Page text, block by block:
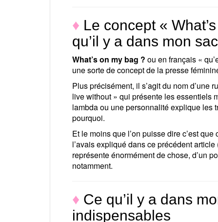
♦ Le concept «
qu’il y a dans mon
What’s on my bag ? ou en français «
une sorte de concept de la presse
Plus précisément, il s’agit du nom d’une
live without » qui présente les essentiels
lambda ou une personnalité explique les
pourquoi.
Et le moins que l’on puisse dire c’est que
l’avais expliqué dans ce précédent
représente énormément de chose, d’un
notamment.
♦ Ce qu’il y a dans
indispensables